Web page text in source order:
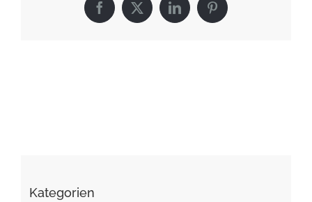
Facebook
X LinkedInPinterest
Kategorien